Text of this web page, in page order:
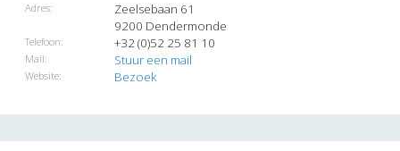
Adres:
Zeelsebaan 61
9200 Dendermonde
Telefoon: +32 (0)52 25 81 10
Mail: Stuur een mail
Website: Bezoek